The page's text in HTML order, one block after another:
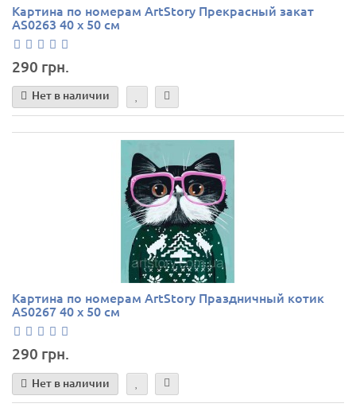
Картина по номерам ArtStory Прекрасный закат
AS0263 40 х 50 см
290 грн.
Нет в наличии
Картина по номерам ArtStory Праздничный котик
AS0267 40 х 50 см
290 грн.
Нет в наличии